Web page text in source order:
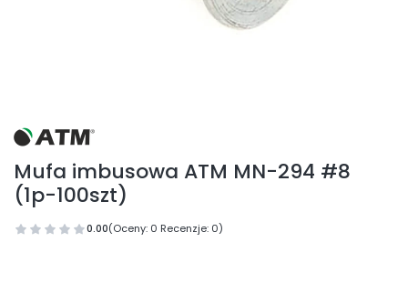
Mufa imbusowa ATM MN-294 #8
(1p-100szt)
0.00(Oceny: 0 Recenzje: 0)